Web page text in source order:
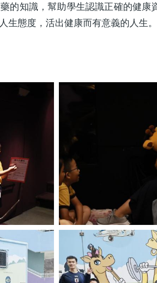
的知識，幫助學生認識正確的健
生態度，活出健康而有意義的人生。